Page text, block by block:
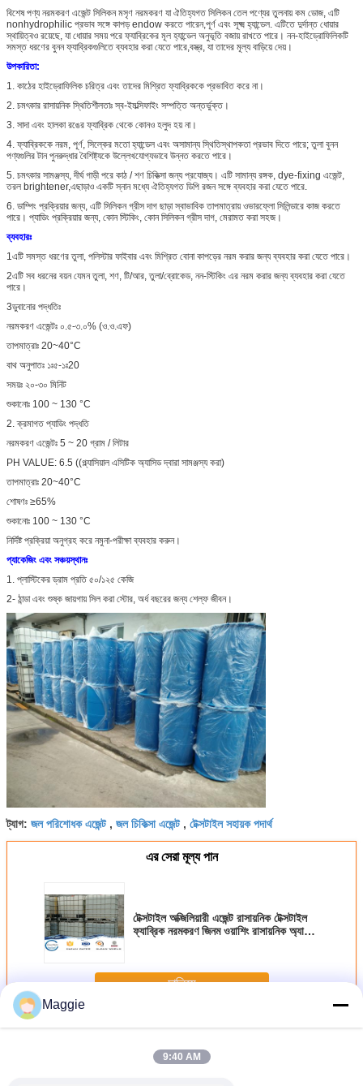
বিশেষ পণ্য নরমকরণ এজেন্ট সিলিকন মসৃণ নরমকরণ যা ঐতিহ্যগত সিলিকন তেল পণ্যের তুলনায় কম ডোজ, এটি
nonhydrophilic প্রভাব সঙ্গে কাপড় endow করতে পারেন,পূর্ণ এবং সূক্ষ্ম হ্যান্ডেল. এটিতে দুর্দান্ত ধোয়ার
স্থায়িত্বও রয়েছে, যা ধোয়ার সময় পরে ফ্যাব্রিকের মূল হ্যান্ডেল অনুভূতি বজায় রাখতে পারে। নন-হাইড্রোফিলিকটি
সমস্ত ধরণের বুনন ফ্যাব্রিকগুলিতে ব্যবহার করা যেতে পারে,বস্ত্র, যা তাদের মূল্য বাড়িয়ে দেয়।
উপকারিতা:
1. কাঠের হাইড্রোফিলিক চরিত্র এবং তাদের মিশ্রিত ফ্যাব্রিককে প্রভাবিত করে না।
2. চমৎকার রাসায়নিক স্থিতিশীলতাঃ স্ব-ইমল্সিফাইং সম্পত্তি অন্তর্ভুক্ত।
3. সাদা এবং হালকা রঙের ফ্যাব্রিক থেকে কোনও হলুদ হয় না।
4. ফ্যাব্রিককে নরম, পূর্ণ, সিল্কের মতো হ্যান্ডেল এবং অসামান্য স্থিতিস্থাপকতা প্রভাব দিতে পারে; তুলা বুনন
পণ্যগুলির টান পুনরুদ্ধার বৈশিষ্ট্যকে উল্লেখযোগ্যভাবে উন্নত করতে পারে।
5. চমৎকার সামঞ্জস্য, দীর্ঘ গাড়ী পরে কাঠ / শণ চিকিত্সা জন্য প্রযোজ্য। এটি সামান্য রঙ্গক, dye-fixing এজেন্ট,
তরল brightener,এছাড়াও একটি স্নান মধ্যে ঐতিহ্যগত ডিপি রজন সঙ্গে ব্যবহার করা যেতে পারে.
6. ডাম্পিং প্রক্রিয়ার জন্য, এটি সিলিকন গ্রীস দাগ ছাড়া স্বাভাবিক তাপমাত্রায় ওভারফ্লো সিলিন্ডারে কাজ করতে
পারে। প্যাডিং প্রক্রিয়ার জন্য, কোন স্টিকিং, কোন সিলিকন গ্রীস দাগ, মেরামত করা সহজ।
ব্যবহারঃ
1এটি সমস্ত ধরণের তুলা, পলিস্টার ফাইবার এবং মিশ্রিত বোনা কাপড়ের নরম করার জন্য ব্যবহার করা যেতে পারে।
2এটি সব ধরনের বয়ন যেমন তুলা, শণ, টি/আর, তুলা/ব্রোকেড, নন-স্টিকিং এর নরম করার জন্য ব্যবহার করা যেতে
পারে।
3ডুবানোর পদ্ধতিঃ
নরমকরণ এজেন্টঃ ০.৫-৩.০% (ও.ও.এফ)
তাপমাত্রাঃ 20~40°C
বাথ অনুপাতঃ ১ঃ৫-১ঃ20
সময়ঃ ২০-৩০ মিনিট
শুকানোঃ 100 ~ 130 °C
2. ক্রমাগত প্যাডিং পদ্ধতি
নরমকরণ এজেন্টঃ 5 ~ 20 গ্রাম / লিটার
PH VALUE: 6.5 ((গ্ল্যাসিয়াল এসিটিক অ্যাসিড দ্বারা সামঞ্জস্য করা)
তাপমাত্রাঃ 20~40°C
শোষণঃ ≥65%
শুকানোঃ 100 ~ 130 °C
নির্দিষ্ট প্রক্রিয়া অনুগ্রহ করে নমুনা-পরীক্ষা ব্যবহার করুন।
প্যাকেজিং এবং সঞ্চয়স্থানঃ
1. প্লাস্টিকের ড্রাম প্রতি ৫০/১২৫ কেজি
2- ঠান্ডা এবং শুষ্ক জায়গায় সিল করা স্টোর, অর্ধ বছরের জন্য শেল্ফ জীবন।
ট্যাগ: জল পরিশোধক এজেন্ট, জল চিকিত্সা এজেন্ট, টেক্সটাইল সহায়ক পদার্থ
এর সেরা মূল্য পান
টেক্সটাইল অক্জিলিয়ারী এজেন্ট রাসায়নিক টেক্সটাইল
ফ্যাব্রিক নরমকরণ জিনম ওয়াশিং রাসায়নিক অ্যাসিড
চালিয়ে
অধিকজল চিকিত্সা কেমিক্যালস
Maggie
9:40 AM